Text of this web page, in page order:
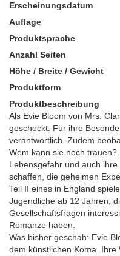
Erscheinungsdatum
Auflage
Produktsprache
Anzahl Seiten
Höhe / Breite / Gewicht
Produktform
Produktbeschreibung
Als Evie Bloom von Mrs.
geschockt: Für ihre
verantwortlich. Zudem
Wem kann sie noch
Lebensgefahr und auch
schaffen, die geheimen
Teil II eines in England
Jugendliche ab 12 Jahren,
Gesellschaftsfragen
Romanze haben.
Was bisher geschah: Evie
dem künstlichen Koma. Ihre